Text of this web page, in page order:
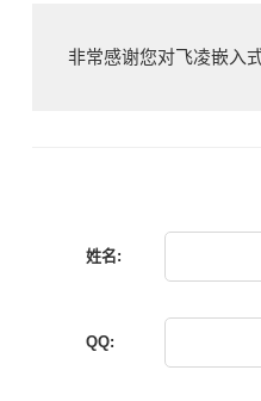
非常感谢您对飞凌嵌入
姓名:
QQ: